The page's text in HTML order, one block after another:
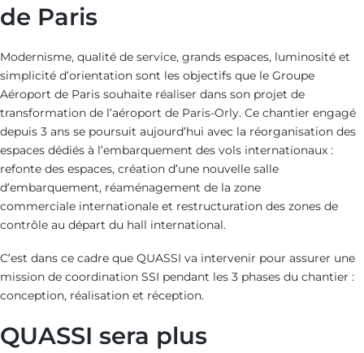
de Paris
Modernisme, qualité de service, grands espaces, luminosité et
simplicité d’orientation sont les objectifs que le Groupe
Aéroport de Paris souhaite réaliser dans son projet de
transformation de l’aéroport de Paris-Orly. Ce chantier engagé
depuis 3 ans se poursuit aujourd’hui avec la réorganisation des
espaces dédiés à l’embarquement des vols internationaux :
refonte des espaces, création d’une nouvelle salle
d’embarquement, réaménagement de la zone
commerciale internationale et restructuration des zones de
contrôle au départ du hall international.
C’est dans ce cadre que QUASSI va intervenir pour assurer une
mission de coordination SSI pendant les 3 phases du chantier :
conception, réalisation et réception.
QUASSI sera plus